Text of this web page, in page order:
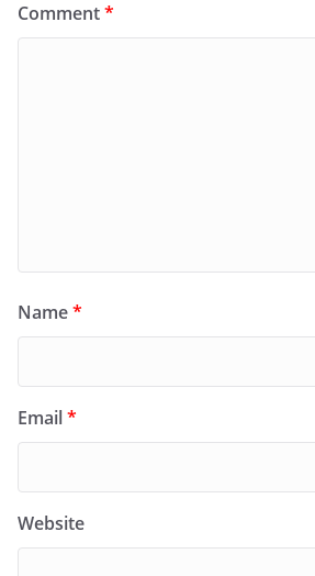
Comment*
Name*
Email*
Website